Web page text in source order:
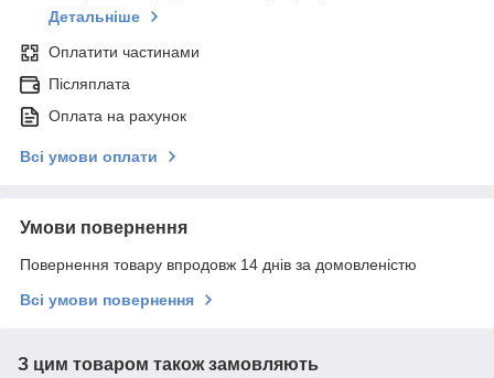
Детальніше
Оплатити частинами
Післяплата
Оплата на рахунок
Всі умови оплати
Умови повернення
Повернення товару впродовж 14 днів за домовленістю
Всі умови повернення
З цим товаром також замовляють